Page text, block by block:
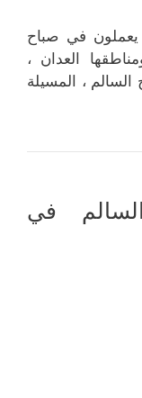
في صباح
العدان ،
السالم ، المسيلة
في